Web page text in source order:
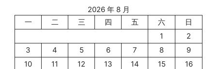
2026 年 8 月
一
二 三 四 五 六
日
1
2
3
4 5 6 7 8
9
10
11 12 13 14 15
16